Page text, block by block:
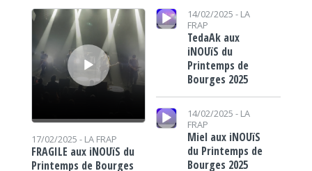
Lecteur audio
17/02/2025 - LA FRAP
FRAGILE aux iNOUïS du
Printemps de Bourges
Lecteur audio 14/02/2025 - LA
FRAP
TedaAk aux
iNOUïS du
Printemps de
Bourges 2025
Lecteur audio
14/02/2025 - LA
FRAP
Miel aux iNOUïS
du Printemps de
Bourges 2025